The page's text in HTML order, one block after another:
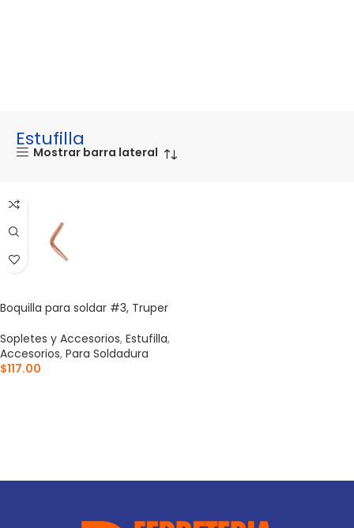
Estufilla
Mostrar barra lateral
Boquilla para soldar #3, Truper
Sopletes y Accesorios, Estufilla,
Accesorios, Para Soldadura
$117.00